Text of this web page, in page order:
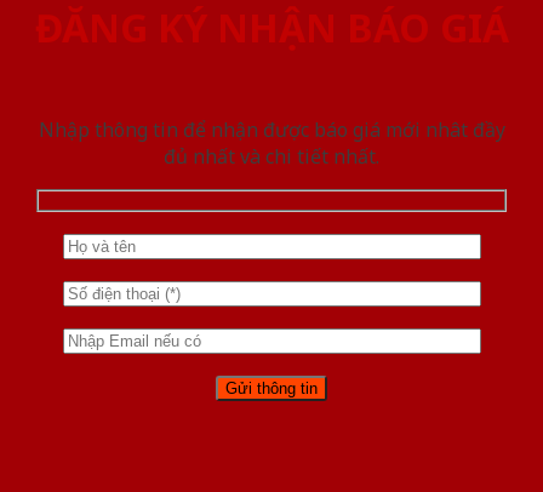
ĐĂNG KÝ NHẬN BÁO GIÁ
Nhập thông tin để nhận được báo giá mới nhât đầy
đủ nhất và chi tiết nhất.